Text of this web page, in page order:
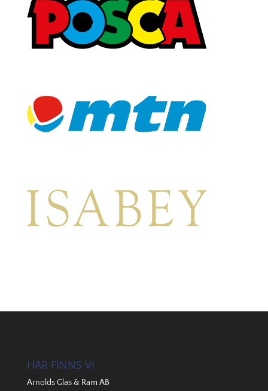
HÄR FINNS VI
Arnolds Glas & Ram AB